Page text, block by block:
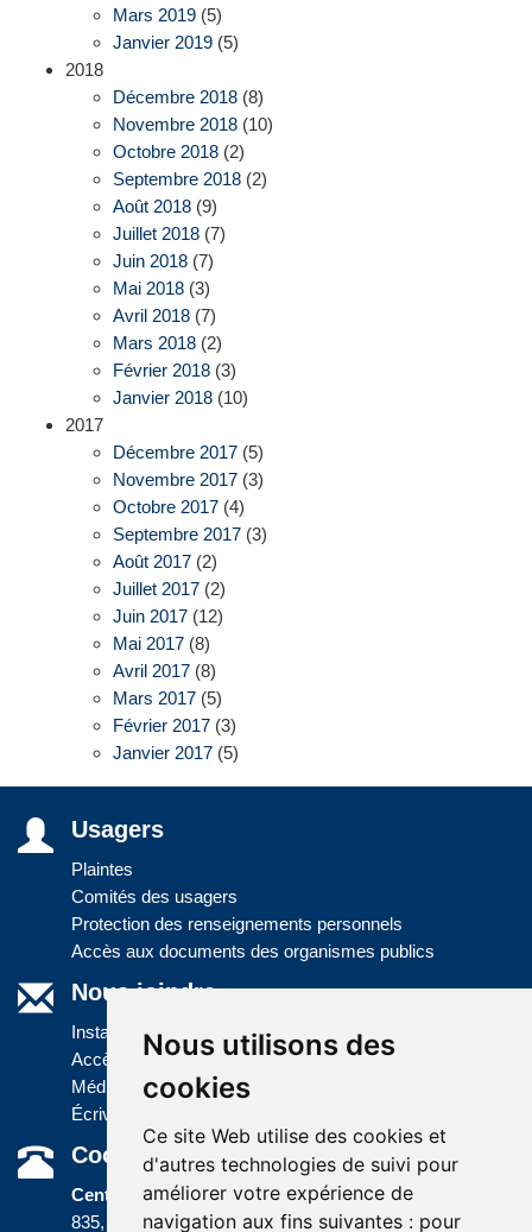
Nous utilisons des
cookies
Ce site Web utilise des cookies et
d'autres technologies de suivi pour
améliorer votre expérience de
navigation aux fins suivantes : pour
Mars 2019 (5)
Janvier 2019 (5)
2018
Décembre 2018 (8)
Novembre 2018 (10)
Octobre 2018 (2)
Septembre 2018 (2)
Août 2018 (9)
Juillet 2018 (7)
Juin 2018 (7)
Mai 2018 (3)
Avril 2018 (7)
Mars 2018 (2)
Février 2018 (3)
Janvier 2018 (10)
2017
Décembre 2017 (5)
Novembre 2017 (3)
Octobre 2017 (4)
Septembre 2017 (3)
Août 2017 (2)
Juillet 2017 (2)
Juin 2017 (12)
Mai 2017 (8)
Avril 2017 (8)
Mars 2017 (5)
Février 2017 (3)
Janvier 2017 (5)
Usagers
Plaintes
Comités des usagers
Protection des renseignements personnels
Accès aux documents des organismes publics
Nous joindre
Installations
Accès à l'information
Médias
Écrivez-nous
Coordonnées
Centre administratif
835, boulevard Jolliet